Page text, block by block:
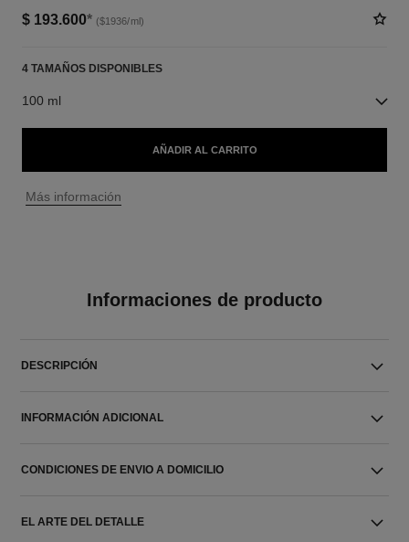
$ 193.600* ($1936/ml)
4 TAMAÑOS DISPONIBLES
100 ml
AÑADIR AL CARRITO
↩
Más información
Informaciones de producto
DESCRIPCIÓN
INFORMACIÓN ADICIONAL
CONDICIONES DE ENVIO A DOMICILIO
EL ARTE DEL DETALLE